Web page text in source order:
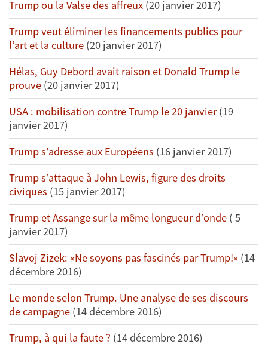
Trump ou la Valse des affreux (20 janvier 2017)
Trump veut éliminer les financements publics pour
l’art et la culture (20 janvier 2017)
Hélas, Guy Debord avait raison et Donald Trump le
prouve (20 janvier 2017)
USA : mobilisation contre Trump le 20 janvier(19
janvier 2017)
Trump s’adresse aux Européens (16 janvier 2017)
Trump s’attaque à John Lewis, figure des droits
civiques (15 janvier 2017)
Trump et Assange sur la même longueur d’onde ( 5
janvier 2017)
Slavoj Zizek: «Ne soyons pas fascinés par Trump!» (14
décembre 2016)
Le monde selon Trump. Une analyse de ses discours
de campagne (14 décembre 2016)
Trump, à qui la faute ? (14 décembre 2016)